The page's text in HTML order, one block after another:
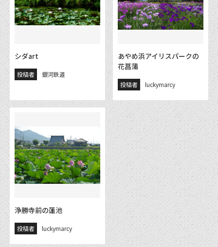
シダart
投稿者 銀河鉄道
あやめ浜アイリスパークの
花菖蒲
投稿者 luckymarcy
浄勝寺前の蓮池
投稿者 luckymarcy